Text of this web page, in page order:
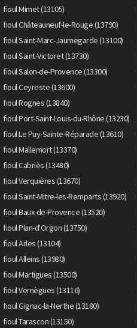
fioul Mimet (13105)
fioul Châteauneuf-le-Rouge (13790)
fioul Saint-Marc-Jaumegarde (13100)
fioul Saint-Victoret (13730)
fioul Salon-de-Provence (13300)
fioul Ceyreste (13600)
fioul Rognes (13840)
fioul Port-Saint-Louis-du-Rhône (13230)
fioul Le Puy-Sainte-Réparade (13610)
fioul Mallemort (13370)
fioul Cabriès (13480)
fioul Verquières (13670)
fioul Saint-Mitre-les-Remparts (13920)
fioul Baux-de-Provence (13520)
fioul Plan-d'Orgon (13750)
fioul Arles (13104)
fioul Alleins (13980)
fioul Martigues (13500)
fioul Vernègues (13116)
fioul Gignac-la-Nerthe (13180)
fioul Tarascon (13150)